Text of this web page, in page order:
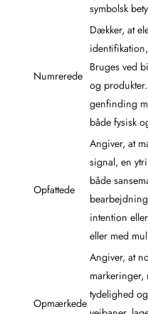
symbolsk
Numrerede
Dækker, at
Bruges ved
og
genfinding
både fysisk
Opfattede
Angiver, at
signal, en
både
intention
eller med
Opmærkede
Angiver, at
tydelighed